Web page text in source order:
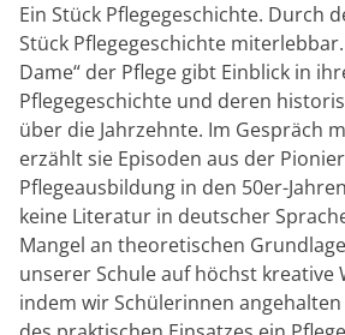
Ein Stück Pflegegeschichte. Durch
Stück Pflegegeschichte
Dame“ der Pflege gibt Einblick in
Pflegegeschichte und deren
über die Jahrzehnte. Im Gespräch
erzählt sie Episoden aus der
Pflegeausbildung in den 50er-
keine Literatur in deutscher
Mangel an theoretischen
unserer Schule auf höchst kreative
indem wir Schülerinnen